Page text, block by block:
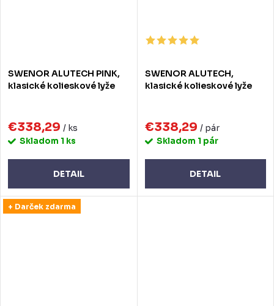
SWENOR ALUTECH PINK,
klasické kolieskové lyže
€338,29 / ks
Skladom 1 ks
DETAIL
SWENOR ALUTECH,
klasické kolieskové lyže
€338,29 / pár
Skladom 1 pár
DETAIL
+ Darček zdarma